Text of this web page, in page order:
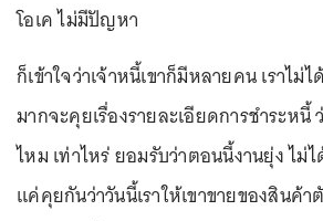
โอเค ไม่มีปัญหา
ก็เข้าใจว่าเจ้าหนี้เขาก็มีหลายคน เราไม่
มากจะคุยเรื่องรายละเอียดการชำระหนี้
ไหม เท่าไหร่ ยอมรับว่าตอนนี้งานยุ่ง ไม่
แค่คุยกันว่าวันนี้เราให้เขาขายของสินค้า